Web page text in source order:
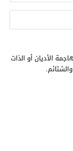
الأديان أو الذات